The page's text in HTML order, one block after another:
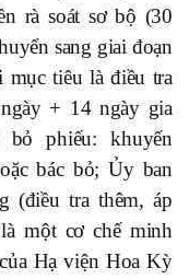
rà soát sơ bộ (30
sang giai đoạn
mục tiêu là điều tra
+ 14 ngày gia
phiếu: khuyến
bác bỏ; Ủy ban
(điều tra thêm, áp
một cơ chế minh
Hạ viện Hoa Kỳ